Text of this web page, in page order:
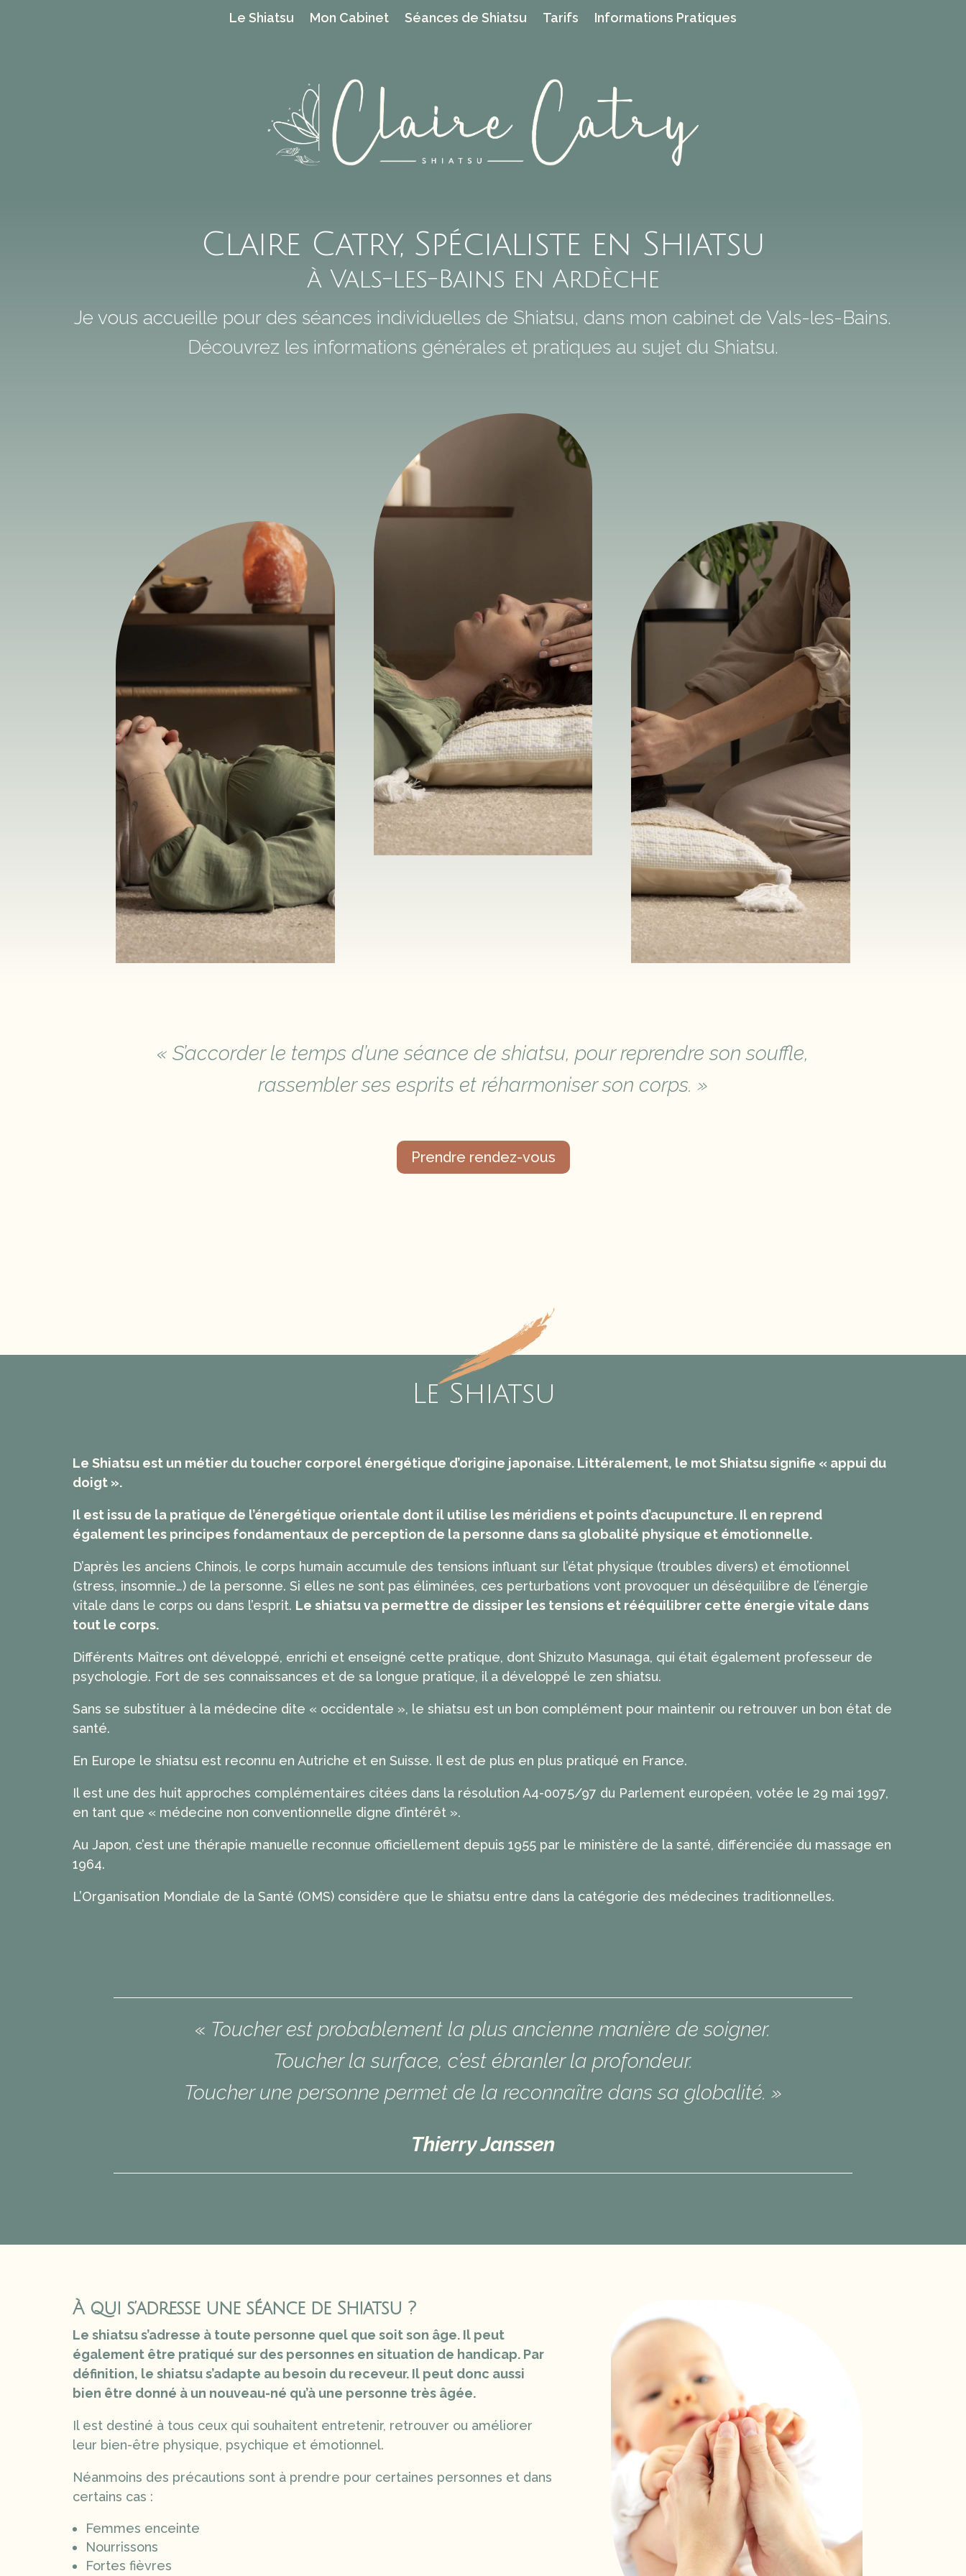
Le Shiatsu Mon Cabinet Séances de Shiatsu Tarifs Informations Pratiques
Claire Catry, Spécialiste en Shiatsu
à Vals-les-Bains en Ardèche
Je vous accueille pour des séances individuelles de Shiatsu, dans mon cabinet de Vals-les-Bains.
Découvrez les informations générales et pratiques au sujet du Shiatsu.
« S’accorder le temps d’une séance de shiatsu, pour reprendre son souffle,
rassembler ses esprits et réharmoniser son corps. »
Prendre rendez-vous
Le Shiatsu
Le Shiatsu est un métier du toucher corporel énergétique d’origine japonaise. Littéralement, le mot Shiatsu signifie « appui du
doigt ».
Il est issu de la pratique de l’énergétique orientale dont il utilise les méridiens et points d’acupuncture. Il en reprend
également les principes fondamentaux de perception de la personne dans sa globalité physique et émotionnelle.
D’après les anciens Chinois, le corps humain accumule des tensions influant sur l’état physique (troubles divers) et émotionnel
(stress, insomnie…) de la personne. Si elles ne sont pas éliminées, ces perturbations vont provoquer un déséquilibre de l’énergie
vitale dans le corps ou dans l’esprit. Le shiatsu va permettre de dissiper les tensions et rééquilibrer cette énergie vitale dans
tout le corps.
Différents Maîtres ont développé, enrichi et enseigné cette pratique, dont Shizuto Masunaga, qui était également professeur de
psychologie. Fort de ses connaissances et de sa longue pratique, il a développé le zen shiatsu.
Sans se substituer à la médecine dite « occidentale », le shiatsu est un bon complément pour maintenir ou retrouver un bon état de
santé.
En Europe le shiatsu est reconnu en Autriche et en Suisse. Il est de plus en plus pratiqué en France.
Il est une des huit approches complémentaires citées dans la résolution A4-0075/97 du Parlement européen, votée le 29 mai 1997,
en tant que « médecine non conventionnelle digne d’intérêt ».
Au Japon, c’est une thérapie manuelle reconnue officiellement depuis 1955 par le ministère de la santé, différenciée du massage en
1964.
L’Organisation Mondiale de la Santé (OMS) considère que le shiatsu entre dans la catégorie des médecines traditionnelles.
« Toucher est probablement la plus ancienne manière de soigner.
Toucher la surface, c’est ébranler la profondeur.
Toucher une personne permet de la reconnaître dans sa globalité. »
Thierry Janssen
À qui s’adresse une séance de Shiatsu ?
Le shiatsu s’adresse à toute personne quel que soit son âge. Il peut
également être pratiqué sur des personnes en situation de handicap. Par
définition, le shiatsu s’adapte au besoin du receveur. Il peut donc aussi
bien être donné à un nouveau-né qu’à une personne très âgée.
Il est destiné à tous ceux qui souhaitent entretenir, retrouver ou améliorer
leur bien-être physique, psychique et émotionnel.
Néanmoins des précautions sont à prendre pour certaines personnes et dans
certains cas :
Femmes enceinte
Nourrissons
Fortes fièvres